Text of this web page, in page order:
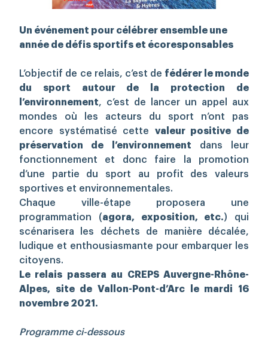
Un événement pour célébrer ensemble une
année de défis sportifs et écoresponsables
L’objectif de ce relais, c’est de fédérer le monde
du sport autour de la protection de
l’environnement, c’est de lancer un appel aux
mondes où les acteurs du sport n’ont pas
encore systématisé cette valeur positive de
préservation de l’environnement dans leur
fonctionnement et donc faire la promotion
d’une partie du sport au profit des valeurs
sportives et environnementales.
Chaque ville-étape proposera une
programmation (agora, exposition, etc.) qui
scénarisera les déchets de manière décalée,
ludique et enthousiasmante pour embarquer les
citoyens.
Le relais passera au CREPS Auvergne-Rhône-
Alpes, site de Vallon-Pont-d’Arc le mardi 16
novembre 2021.
Programme ci-dessous